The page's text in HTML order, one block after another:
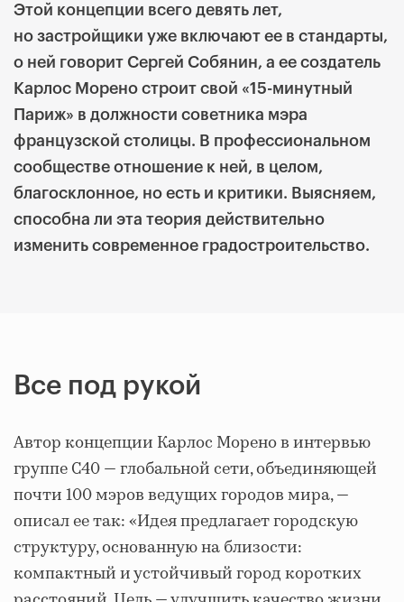
Этой концепции всего девять лет,
но застройщики уже включают ее в стандарты,
о ней говорит Сергей Собянин, а ее создатель
Карлос Морено строит свой «15-минутный
Париж» в должности советника мэра
французской столицы. В профессиональном
сообществе отношение к ней, в целом,
благосклонное, но есть и критики. Выясняем,
способна ли эта теория действительно
изменить современное градостроительство.
Все под рукой
Автор концепции Карлос Морено в интервью
группе С40 — глобальной сети, объединяющей
почти 100 мэров ведущих городов мира, —
описал ее так: «Идея предлагает городскую
структуру, основанную на близости:
компактный и устойчивый город коротких